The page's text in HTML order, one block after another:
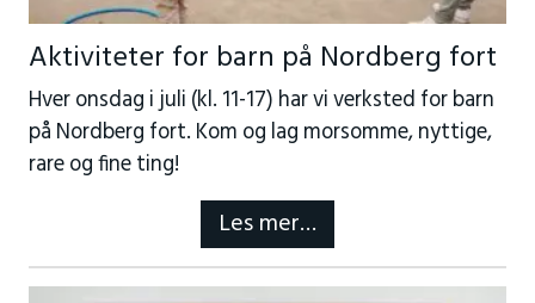
Aktiviteter for barn på Nordberg fort
Hver onsdag i juli (kl. 11-17) har vi verksted for barn
på Nordberg fort. Kom og lag morsomme, nyttige,
rare og fine ting!
Les mer…